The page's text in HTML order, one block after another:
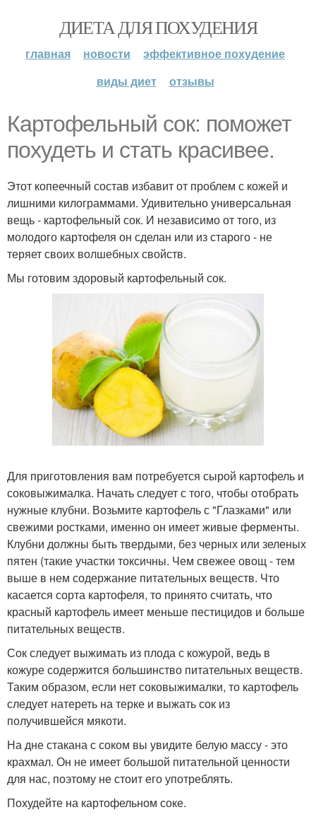
ДИЕТА ДЛЯ ПОХУДЕНИЯ
главная новости
эффективное похудение
виды диет
отзывы
Картофельный сок: поможет
похудеть и стать красивее.
Этот копеечный состав избавит от проблем с кожей и
лишними килограммами. Удивительно универсальная
вещь - картофельный сок. И независимо от того, из
молодого картофеля он сделан или из старого - не
теряет своих волшебных свойств.
Мы готовим здоровый картофельный сок.
Для приготовления вам потребуется сырой картофель и
соковыжималка. Начать следует с того, чтобы отобрать
нужные клубни. Возьмите картофель с "Глазками" или
свежими ростками, именно он имеет живые ферменты.
Клубни должны быть твердыми, без черных или зеленых
пятен (такие участки токсичны. Чем свежее овощ - тем
выше в нем содержание питательных веществ. Что
касается сорта картофеля, то принято считать, что
красный картофель имеет меньше пестицидов и больше
питательных веществ.
Сок следует выжимать из плода с кожурой, ведь в
кожуре содержится большинство питательных веществ.
Таким образом, если нет соковыжималки, то картофель
следует натереть на терке и выжать сок из
получившейся мякоти.
На дне стакана с соком вы увидите белую массу - это
крахмал. Он не имеет большой питательной ценности
для нас, поэтому не стоит его употреблять.
Похудейте на картофельном соке.